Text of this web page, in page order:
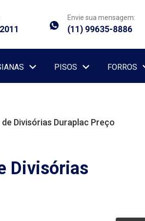
Envie sua mensagem:
(11) 99635-8886
PISOS FORROS
Divisórias Duraplac Preço
Divisórias